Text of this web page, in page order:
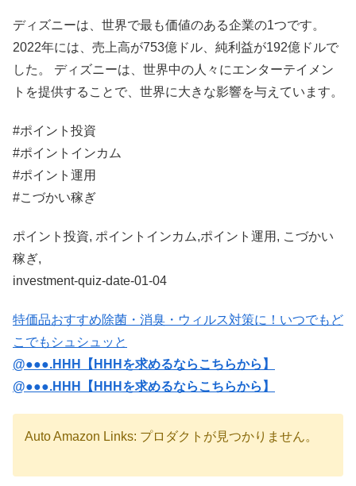
ディズニーは、世界で最も価値のある企業の1つです。
2022年には、売上高が753億ドル、純利益が192億ドルで
した。 ディズニーは、世界中の人々にエンターテイメン
トを提供することで、世界に大きな影響を与えています。
#ポイント投資
#ポイントインカム
#ポイント運用
#こづかい稼ぎ
ポイント投資, ポイントインカム,ポイント運用, こづかい
稼ぎ,
investment-quiz-date-01-04
特価品おすすめ除菌・消臭・ウィルス対策に！いつでもど
こでもシュシュッと
@●●●.HHH【HHHを求めるならこちらから】
@●●●.HHH【HHHを求めるならこちらから】
Auto Amazon Links: プロダクトが見つかりません。